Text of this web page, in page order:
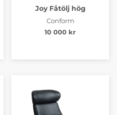
Tyg B Evita lime
Joy Fåtölj hög
Conform
10 000 kr